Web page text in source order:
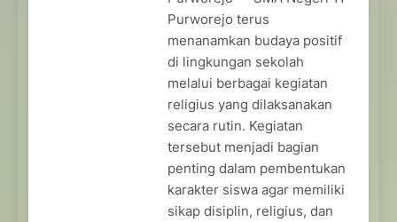
Purworejo terus
menanamkan budaya positif
di lingkungan sekolah
melalui berbagai kegiatan
religius yang dilaksanakan
secara rutin. Kegiatan
tersebut menjadi bagian
penting dalam pembentukan
karakter siswa agar memiliki
sikap disiplin, religius, dan